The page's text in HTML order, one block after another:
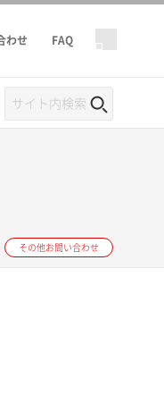
わせ FAQ
その他お問い合わせ